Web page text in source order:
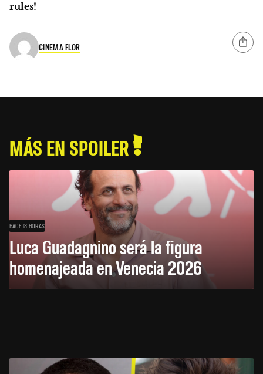
rules!
CINEMA FLOR
MÁS EN SPOILER
HACE 18 HORAS
Luca Guadagnino será la figura
homenajeada en Venecia 2026